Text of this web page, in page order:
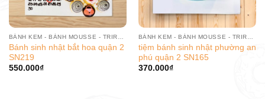
Bánh sinh nhật bắt hoa quận 2
SN219
550.000₫
tiệm bánh sinh nhật phường an
phú quận 2 SN165
370.000₫